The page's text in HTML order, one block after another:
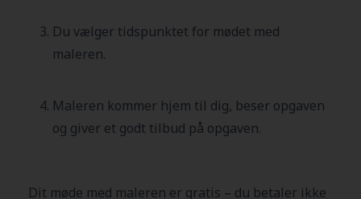
Du vælger tidspunktet for mødet med
maleren.
Maleren kommer hjem til dig, beser opgaven
og giver et godt tilbud på opgaven.
Dit møde med maleren er gratis – du betaler ikke